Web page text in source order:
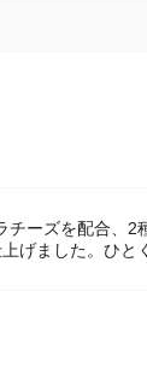
ーズを配合、
げました。ひと